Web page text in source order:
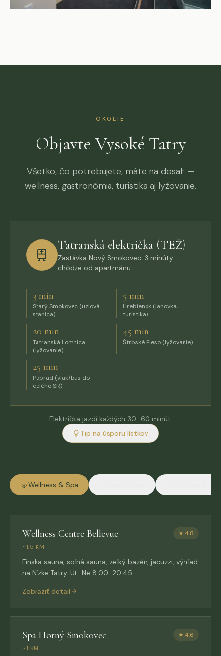
OKOLIE
Objavte Vysoké Tatry
Všetko, čo potrebujete, máte na dosah —
wellness, gastronómia, turistika aj lyžovanie.
Tatranská električka (TEŽ)
Zastávka Nový Smokovec: 3 minúty
chôdze od apartmánu.
3 min
Starý Smokovec (uzlová
stanica)
5 min
Hrebienok (lanovka,
turistika)
20 min
Tatranská Lomnica
(lyžovanie)
45 min
Štrbské Pleso (lyžovanie)
25 min
Poprad (vlak/bus do
celého SR)
Električka jazdí každých 30–60 minút.
Tip na úsporu lístkov
Wellness & Spa
Wellness Centre Bellevue ★ 4.8
~1,5 KM
Fínska sauna, soľná sauna, veľký bazén, jacuzzi, výhľad
na Nízke Tatry. Ut–Ne 8:00–20:45.
Zobraziť detail
Spa Horný Smokovec ★ 4.6
~1 KM